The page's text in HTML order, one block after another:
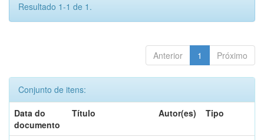
Resultado 1-1 de 1.
Anterior 1 Próximo
Conjunto de itens:
Data do
documento
Título Autor(es) Tipo